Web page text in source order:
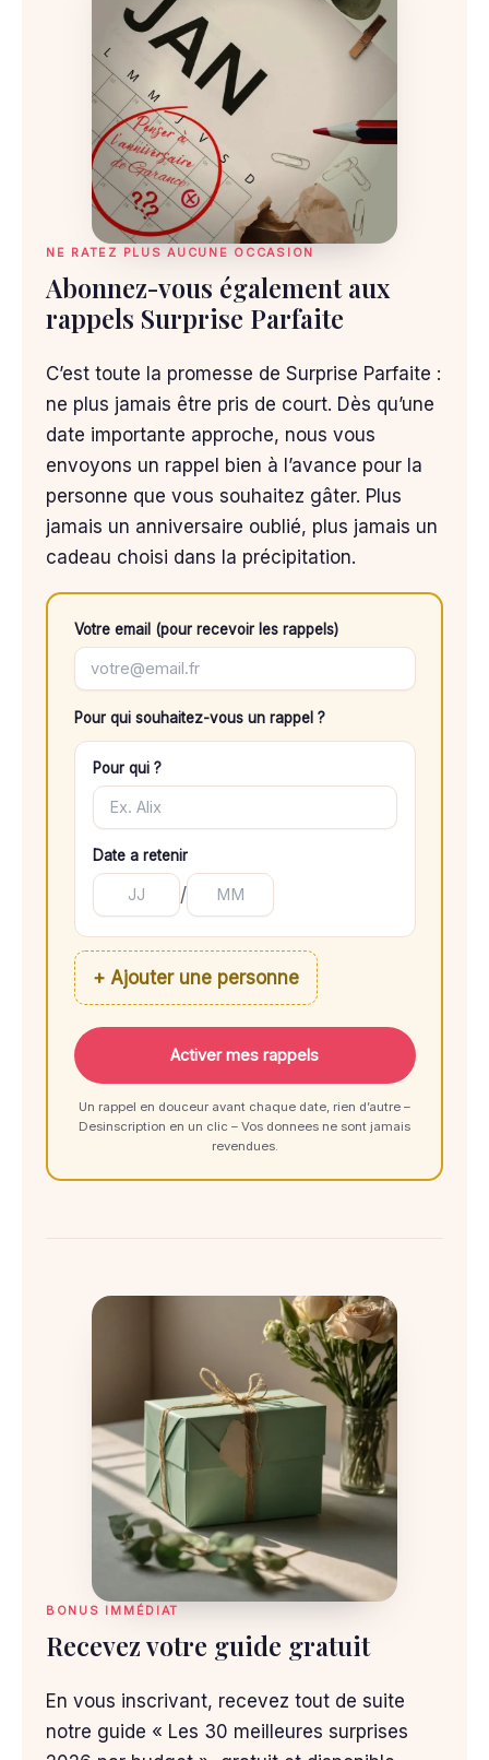
NE RATEZ PLUS AUCUNE OCCASION
Abonnez-vous également aux
rappels Surprise Parfaite
C’est toute la promesse de Surprise Parfaite :
ne plus jamais être pris de court. Dès qu’une
date importante approche, nous vous
envoyons un rappel bien à l’avance pour la
personne que vous souhaitez gâter. Plus
jamais un anniversaire oublié, plus jamais un
cadeau choisi dans la précipitation.
Votre email (pour recevoir les rappels)
Pour qui souhaitez-vous un rappel ?
Pour qui ?
Date a retenir
/
+ Ajouter une personne
Activer mes rappels
Un rappel en douceur avant chaque date, rien d’autre –
Desinscription en un clic – Vos donnees ne sont jamais
revendues.
BONUS IMMÉDIAT
Recevez votre guide gratuit
En vous inscrivant, recevez tout de suite
notre guide « Les 30 meilleures surprises